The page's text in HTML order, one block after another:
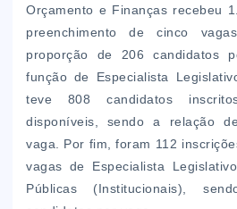
Orçamento e Finanças recebeu
preenchimento de cinco
proporção de 206 candidatos
função de Especialista
teve 808 candidatos
disponíveis, sendo a relação
vaga. Por fim, foram 112
vagas de Especialista
Públicas (Institucionais),